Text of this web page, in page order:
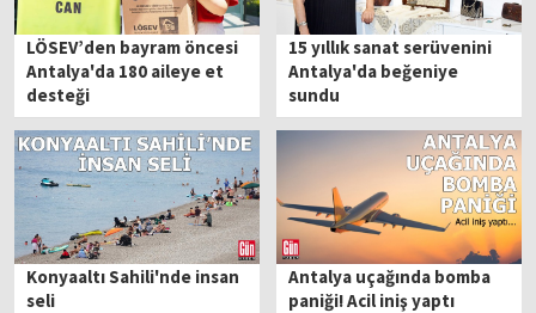
LÖSEV’den bayram öncesi
Antalya'da 180 aileye et
desteği
15 yıllık sanat serüvenini
Antalya'da beğeniye
sundu
Konyaaltı Sahili'nde insan
seli
Antalya uçağında bomba
paniği! Acil iniş yaptı